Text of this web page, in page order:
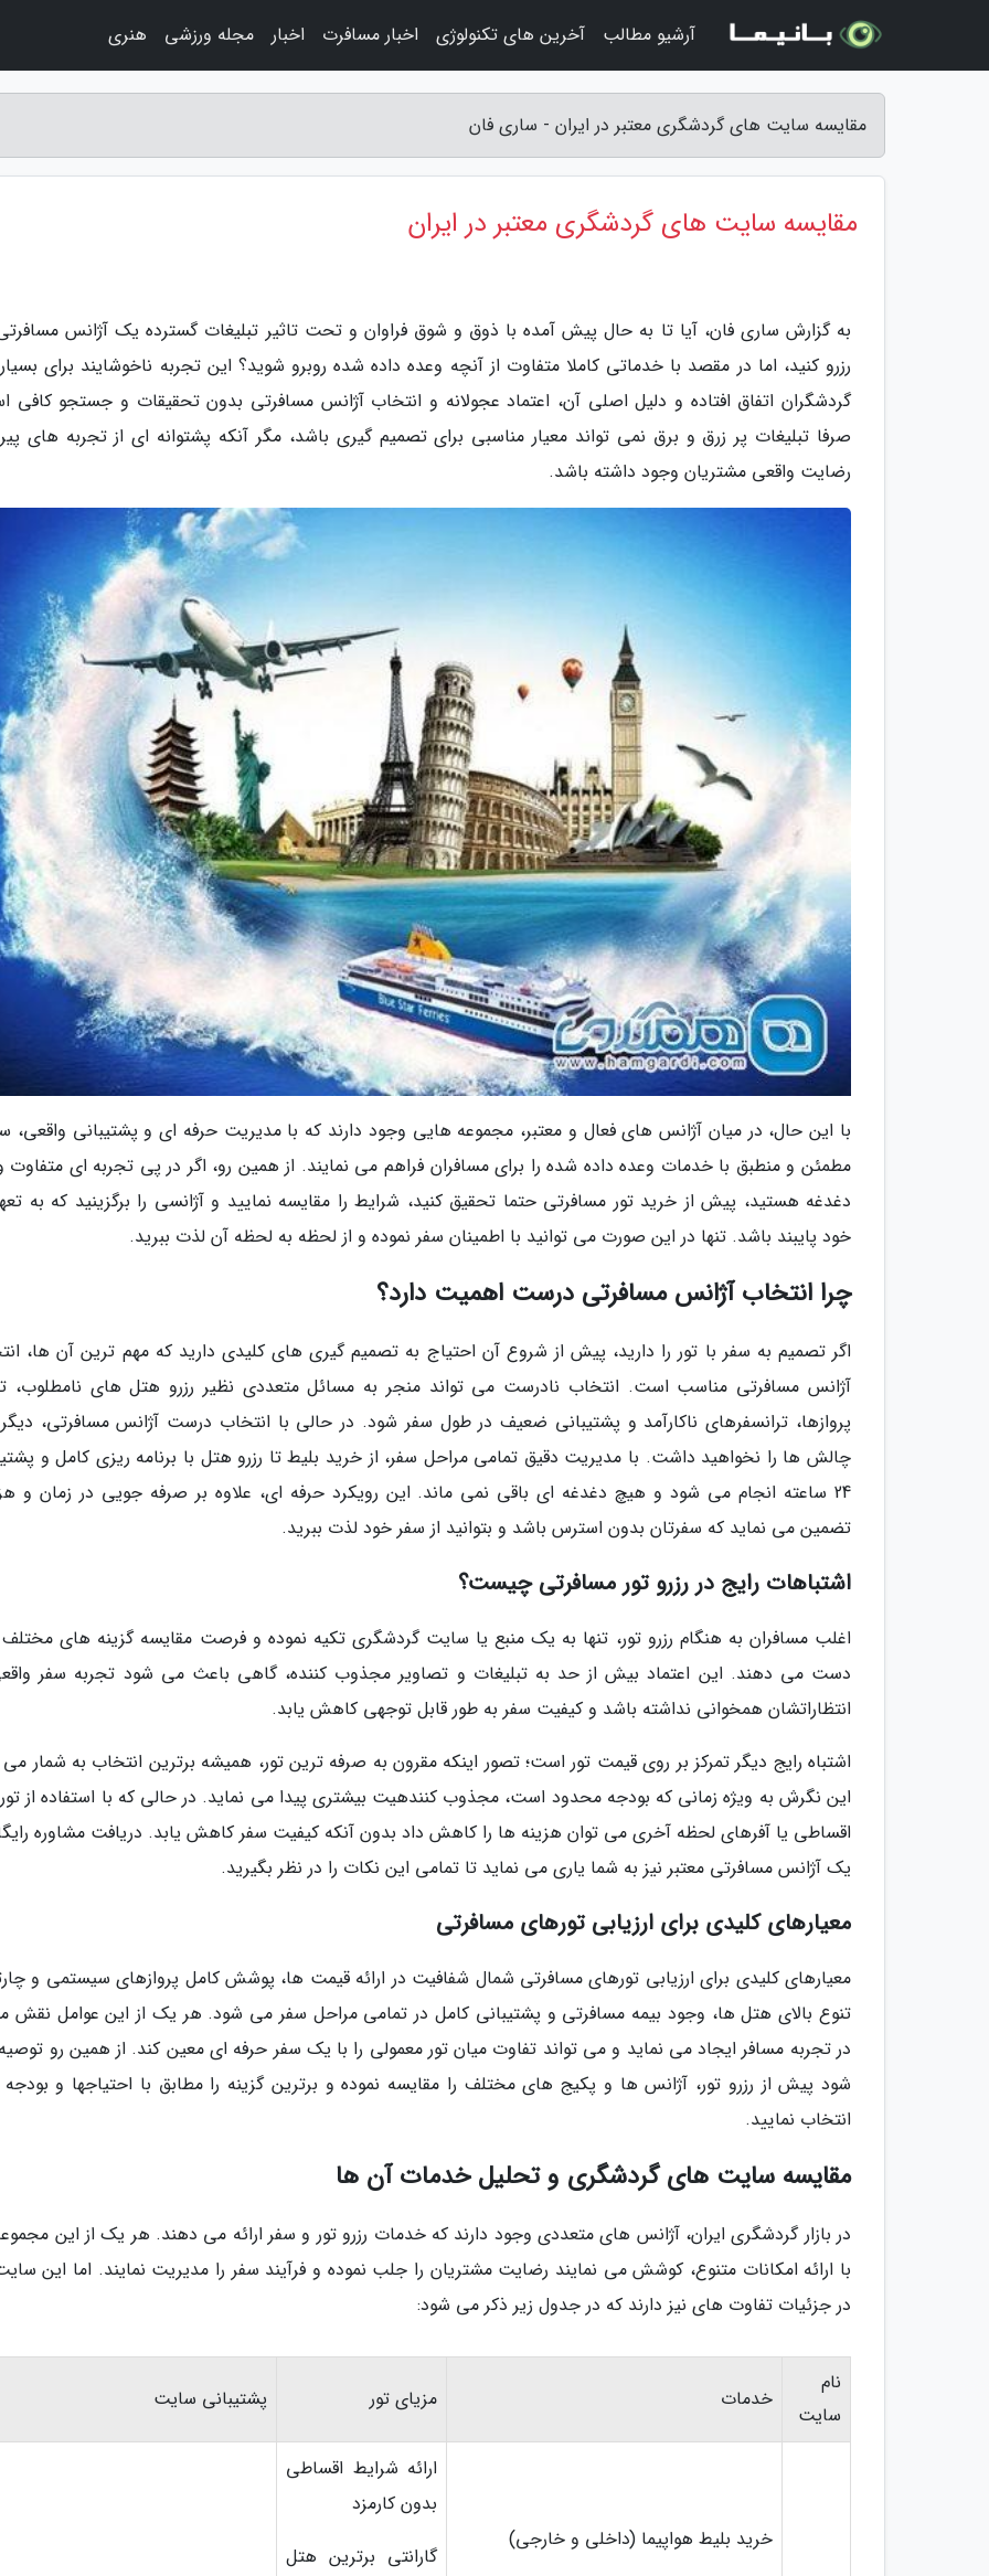
مقایسه سایت های گردشگری معتبر در ایران - ساری فان
مقایسه سایت های گردشگری معتبر در ایران
به گزارش ساری فان، آیا تا به حال پیش آمده با ذوق و شوق فراوان و تحت تاثیر تبلیغات گسترده یک آژانس
رزرو کنید، اما در مقصد با خدماتی کاملا متفاوت از آنچه وعده داده شده روبرو شوید؟ این تجربه ناخوشایند برای
گردشگران اتفاق افتاده و دلیل اصلی آن، اعتماد عجولانه و انتخاب آژانس مسافرتی بدون تحقیقات و جستجو کافی
صرفا تبلیغات پر زرق و برق نمی تواند معیار مناسبی برای تصمیم گیری باشد، مگر آنکه پشتوانه ای از تجربه های
رضایت واقعی مشتریان وجود داشته باشد.
با این حال، در میان آژانس های فعال و معتبر، مجموعه هایی وجود دارند که با مدیریت حرفه ای و پشتیبانی واقعی،
مطمئن و منطبق با خدمات وعده داده شده را برای مسافران فراهم می نمایند. از همین رو، اگر در پی تجربه ای
دغدغه هستید، پیش از خرید تور مسافرتی حتما تحقیق کنید، شرایط را مقایسه نمایید و آژانسی را برگزینید که به
خود پایبند باشد. تنها در این صورت می توانید با اطمینان سفر نموده و از لحظه به لحظه آن لذت ببرید.
چرا انتخاب آژانس مسافرتی درست اهمیت دارد؟
اگر تصمیم به سفر با تور را دارید، پیش از شروع آن احتیاج به تصمیم گیری های کلیدی دارید که مهم ترین آن ها،
آژانس مسافرتی مناسب است. انتخاب نادرست می تواند منجر به مسائل متعددی نظیر رزرو هتل های نامطلوب،
پروازها، ترانسفرهای ناکارآمد و پشتیبانی ضعیف در طول سفر شود. در حالی با انتخاب درست آژانس مسافرتی،
چالش ها را نخواهید داشت. با مدیریت دقیق تمامی مراحل سفر، از خرید بلیط تا رزرو هتل با برنامه ریزی کامل و
24 ساعته انجام می شود و هیچ دغدغه ای باقی نمی ماند. این رویکرد حرفه ای، علاوه بر صرفه جویی در زمان و
تضمین می نماید که سفرتان بدون استرس باشد و بتوانید از سفر خود لذت ببرید.
اشتباهات رایج در رزرو تور مسافرتی چیست؟
اغلب مسافران به هنگام رزرو تور، تنها به یک منبع یا سایت گردشگری تکیه نموده و فرصت مقایسه گزینه های مختلف
دست می دهند. این اعتماد بیش از حد به تبلیغات و تصاویر مجذوب کننده، گاهی باعث می شود تجربه سفر
انتظاراتشان همخوانی نداشته باشد و کیفیت سفر به طور قابل توجهی کاهش یابد.
اشتباه رایج دیگر تمرکز بر روی قیمت تور است؛ تصور اینکه مقرون به صرفه ترین تور، همیشه برترین انتخاب به شمار
این نگرش به ویژه زمانی که بودجه محدود است، مجذوب کنندهیت بیشتری پیدا می نماید. در حالی که با استفاده از
اقساطی یا آفرهای لحظه آخری می توان هزینه ها را کاهش داد بدون آنکه کیفیت سفر کاهش یابد. دریافت مشاوره
یک آژانس مسافرتی معتبر نیز به شما یاری می نماید تا تمامی این نکات را در نظر بگیرید.
معیارهای کلیدی برای ارزیابی تورهای مسافرتی
معیارهای کلیدی برای ارزیابی تورهای مسافرتی شمال شفافیت در ارائه قیمت ها، پوشش کامل پروازهای سیستمی و
تنوع بالای هتل ها، وجود بیمه مسافرتی و پشتیبانی کامل در تمامی مراحل سفر می شود. هر یک از این عوامل نقش
در تجربه مسافر ایجاد می نماید و می تواند تفاوت میان تور معمولی را با یک سفر حرفه ای معین کند. از همین رو
شود پیش از رزرو تور، آژانس ها و پکیج های مختلف را مقایسه نموده و برترین گزینه را مطابق با احتیاجها و
انتخاب نمایید.
مقایسه سایت های گردشگری و تحلیل خدمات آن ها
در بازار گردشگری ایران، آژانس های متعددی وجود دارند که خدمات رزرو تور و سفر ارائه می دهند. هر یک از این
با ارائه امکانات متنوع، کوشش می نمایند رضایت مشتریان را جلب نموده و فرآیند سفر را مدیریت نمایند. اما این
در جزئیات تفاوت های نیز دارند که در جدول زیر ذکر می شود:
نام
سایت
خدمات مزیای تور پشتیبانی سایت
خرید بلیط هواپیما (داخلی و خارجی)
ارائه شرایط اقساطی
بدون کارمزد
گارانتی برترین هتل
آرشیو مطالب آخرین های تکنولوژی اخبار مسافرت اخبار مجله ورزشی هنری